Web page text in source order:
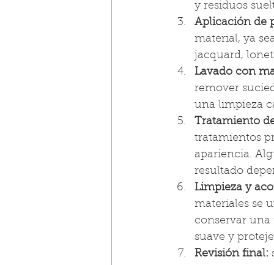
y residuos
Aplicación de
material, ya
jacquard,
Lavado con
remover
una limpieza
Tratamiento
tratamientos
apariencia.
resultado
Limpieza y
materiales se
conservar
suave y
Revisión final: